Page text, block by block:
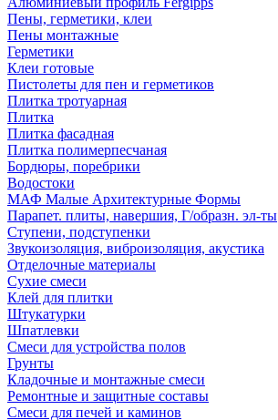
Пены, герметики, клеи
Пены монтажные
Герметики
Клеи готовые
Пистолеты для пен и герметиков
Плитка тротуарная
Плитка
Плитка фасадная
Плитка полимерпесчаная
Бордюры, поребрики
Водостоки
МАФ Малые Архитектурные Формы
Парапет. плиты, навершия, Г/образн. эл-ты
Ступени, подступенки
Звукоизоляция, виброизоляция, акустика
Отделочные материалы
Сухие смеси
Клей для плитки
Штукатурки
Шпатлевки
Смеси для устройства полов
Грунты
Кладочные и монтажные смеси
Ремонтные и защитные составы
Смеси для печей и каминов